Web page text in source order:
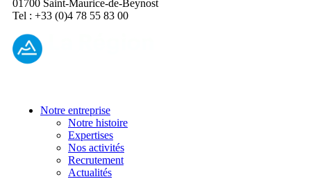
01700 Saint-Maurice-de-Beynost
Tel : +33 (0)4 78 55 83 00
Notre entreprise
Notre histoire
Expertises
Nos activités
Recrutement
Actualités